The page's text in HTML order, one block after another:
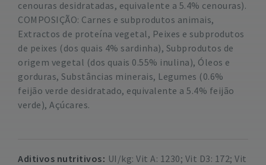
cenouras desidratadas, equivalente a 5.4% cenouras).
COMPOSIÇÃO: Carnes e subprodutos animais,
Extractos de proteína vegetal, Peixes e subprodutos
de peixes (dos quais 4% sardinha), Subprodutos de
origem vegetal (dos quais 0.55% inulina), Óleos e
gorduras, Substâncias minerais, Legumes (0.6%
feijão verde desidratado, equivalente a 5.4% feijão
verde), Açúcares.
Aditivos nutritivos
UI/kg: Vit A: 1230; Vit D3: 172; Vit